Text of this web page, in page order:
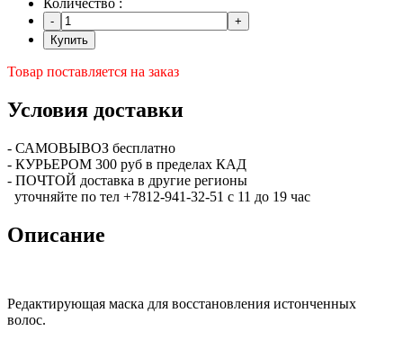
Купить
Товар поставляется на заказ
Условия доставки
- САМОВЫВОЗ бесплатно
- КУРЬЕРОМ 300 руб в пределах КАД
- ПОЧТОЙ доставка в другие регионы
уточняйте по тел +7812-941-32-51 с 11 до 19 час
Описание
Редактирующая маска для восстановления истонченных
волос.